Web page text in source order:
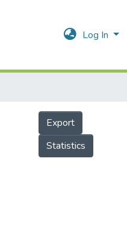
Log In
Export
Statistics